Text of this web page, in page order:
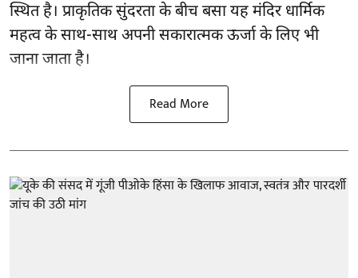
स्थित है। प्राकृतिक सुंदरता के बीच बसा यह मंदिर धार्मिक
महत्व के साथ-साथ अपनी सकारात्मक ऊर्जा के लिए भी
जाना जाता है।
Read More